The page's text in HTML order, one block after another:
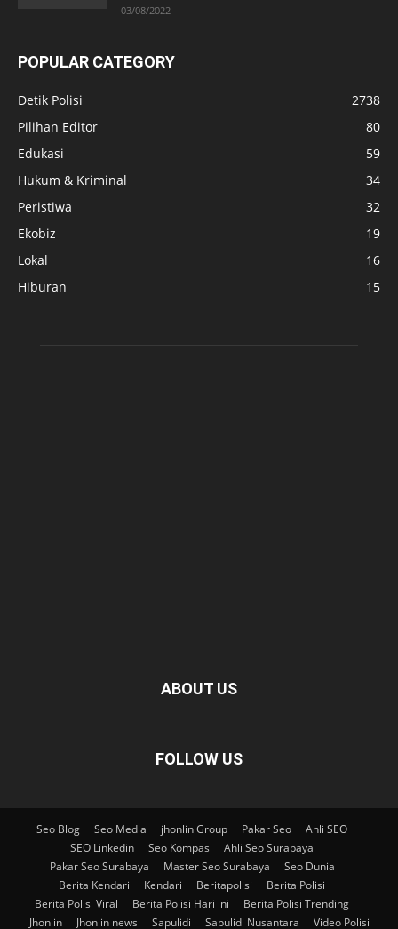
03/08/2022
POPULAR CATEGORY
Detik Polisi
2738
Pilihan Editor
80
Edukasi
59
Hukum & Kriminal
34
Peristiwa
32
Ekobiz
19
Lokal
16
Hiburan
15
ABOUT US
FOLLOW US
Seo Blog Seo Media jhonlin Group Pakar Seo
Ahli SEO
SEO Linkedin
Seo Kompas
Ahli Seo Surabaya
Pakar Seo Surabaya
Master Seo Surabaya
Seo Dunia
Berita Kendari
Kendari Beritapolisi
Berita Polisi
Berita Polisi Viral
Berita Polisi Hari ini
Berita Polisi Trending
Jhonlin
Jhonlin news Sapulidi Sapulidi Nusantara Video Polisi